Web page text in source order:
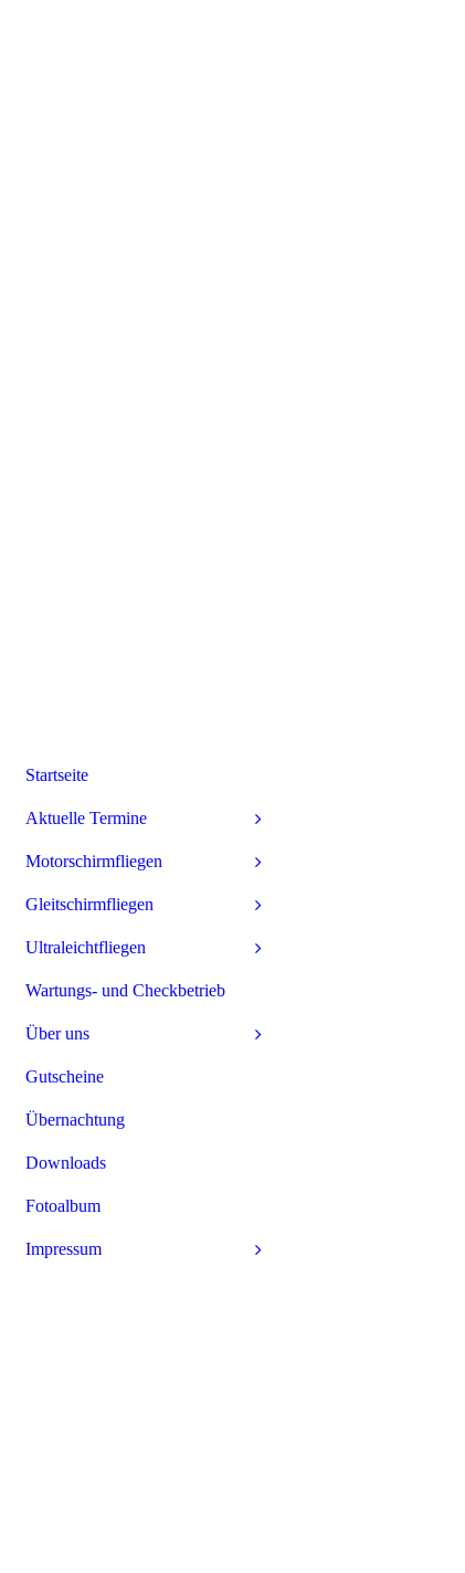
Startseite
Aktuelle Termine
Motorschirmfliegen
Gleitschirmfliegen
Ultraleichtfliegen
Wartungs- und Checkbetrieb
Über uns
Gutscheine
Übernachtung
Downloads
Fotoalbum
Impressum